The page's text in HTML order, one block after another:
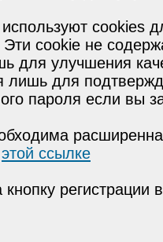
cookies
cookie не
для улучшения
лишь для
пароля если вы
этой ссылке
регистрации